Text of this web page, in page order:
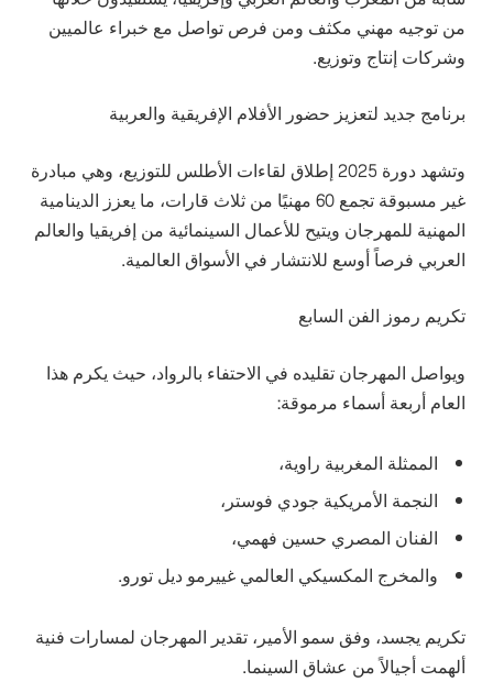
من توجيه مهني مكثف ومن فرص تواصل مع خبراء عالميين
وشركات إنتاج وتوزيع.
برنامج جديد لتعزيز حضور الأفلام الإفريقية والعربية
وتشهد دورة 2025 إطلاق لقاءات الأطلس للتوزيع، وهي مبادرة
غير مسبوقة تجمع 60 مهنيًا من ثلاث قارات، ما يعزز الدينامية
المهنية للمهرجان ويتيح للأعمال السينمائية من إفريقيا والعالم
العربي فرصاً أوسع للانتشار في الأسواق العالمية.
تكريم رموز الفن السابع
ويواصل المهرجان تقليده في الاحتفاء بالرواد، حيث يكرم هذا
العام أربعة أسماء مرموقة:
الممثلة المغربية راوية،
النجمة الأمريكية جودي فوستر،
الفنان المصري حسين فهمي،
والمخرج المكسيكي العالمي غييرمو ديل تورو.
تكريم يجسد، وفق سمو الأمير، تقدير المهرجان لمسارات فنية
ألهمت أجيالاً من عشاق السينما.